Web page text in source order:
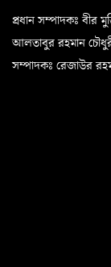
প্রধান সম্পাদকঃ বীর
আলতাবুর রহমান
সম্পাদকঃ রেজাউর